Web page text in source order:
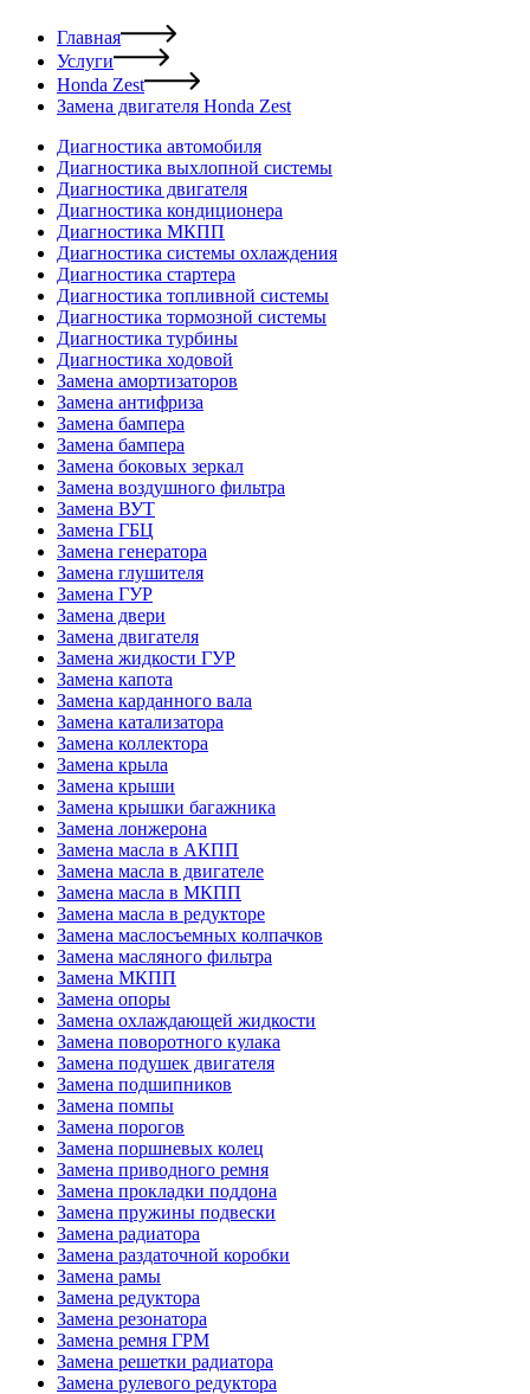
Главная
Услуги
Honda Zest
Замена двигателя Honda Zest
Диагностика автомобиля
Диагностика выхлопной системы
Диагностика двигателя
Диагностика кондиционера
Диагностика МКПП
Диагностика системы охлаждения
Диагностика стартера
Диагностика топливной системы
Диагностика тормозной системы
Диагностика турбины
Диагностика ходовой
Замена амортизаторов
Замена антифриза
Замена бампера
Замена бампера
Замена боковых зеркал
Замена воздушного фильтра
Замена ВУТ
Замена ГБЦ
Замена генератора
Замена глушителя
Замена ГУР
Замена двери
Замена двигателя
Замена жидкости ГУР
Замена капота
Замена карданного вала
Замена катализатора
Замена коллектора
Замена крыла
Замена крыши
Замена крышки багажника
Замена лонжерона
Замена масла в АКПП
Замена масла в двигателе
Замена масла в МКПП
Замена масла в редукторе
Замена маслосъемных колпачков
Замена масляного фильтра
Замена МКПП
Замена опоры
Замена охлаждающей жидкости
Замена поворотного кулака
Замена подушек двигателя
Замена подшипников
Замена помпы
Замена порогов
Замена поршневых колец
Замена приводного ремня
Замена прокладки поддона
Замена пружины подвески
Замена радиатора
Замена раздаточной коробки
Замена рамы
Замена редуктора
Замена резонатора
Замена ремня ГРМ
Замена решетки радиатора
Замена рулевого редуктора